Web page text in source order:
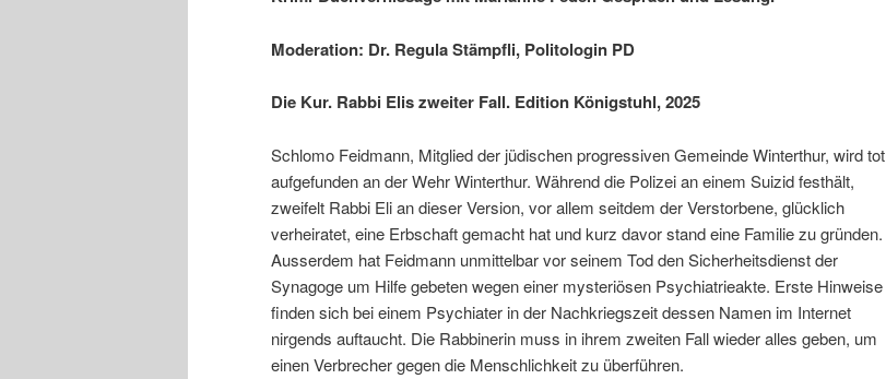
Moderation: Dr. Regula Stämpfli, Politologin PD
Die Kur. Rabbi Elis zweiter Fall. Edition Königstuhl, 2025
Schlomo Feidmann, Mitglied der jüdischen progressiven Gemeinde Winterthur, wird tot
aufgefunden an der Wehr Winterthur. Während die Polizei an einem Suizid festhält,
zweifelt Rabbi Eli an dieser Version, vor allem seitdem der Verstorbene, glücklich
verheiratet, eine Erbschaft gemacht hat und kurz davor stand eine Familie zu gründen.
Ausserdem hat Feidmann unmittelbar vor seinem Tod den Sicherheitsdienst der
Synagoge um Hilfe gebeten wegen einer mysteriösen Psychiatrieakte. Erste Hinweise
finden sich bei einem Psychiater in der Nachkriegszeit dessen Namen im Internet
nirgends auftaucht. Die Rabbinerin muss in ihrem zweiten Fall wieder alles geben, um
einen Verbrecher gegen die Menschlichkeit zu überführen.